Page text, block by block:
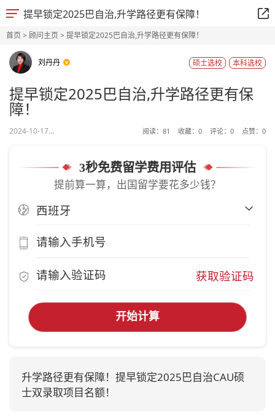
提早锁定2025巴自治,升学路径更有保障！
首页> 顾问主页> 提早锁定2025巴自治,升学路径更有保障！
刘丹丹 本科选校
硕士选校
提早锁定2025巴自治,升学路径更有保
障！
2024-10-17... 阅读： 81 收藏： 0 评论： 0 点赞： 0
3秒免费留学费用评估
提前算一算，出国留学要花多少钱？
获取验证码
开始计算
升学路径更有保障！提早锁定2025巴自治CAU硕
士双录取项目名额！